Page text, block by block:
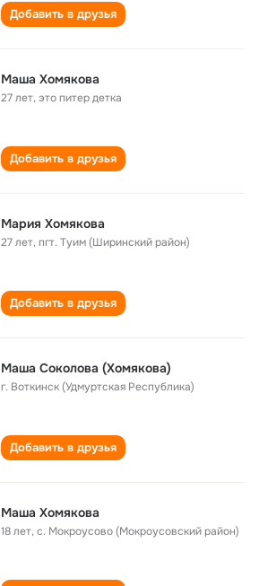
Добавить в друзья
Маша Хомякова
27 лет,это питер детка
Добавить в друзья
Мария Хомякова
27 лет,пгт. Туим (Ширинский район)
Добавить в друзья
Маша Соколова (Хомякова)
г. Воткинск (Удмуртская Республика)
Добавить в друзья
Маша Хомякова
18 лет,с. Мокроусово (Мокроусовский район)